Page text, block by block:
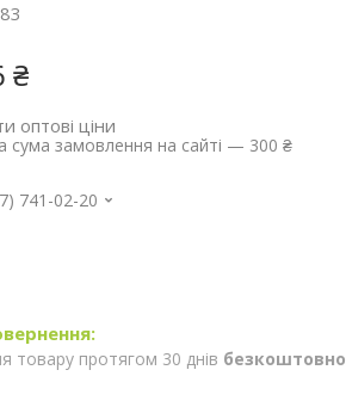
₴
оптові ціни
сума замовлення на сайті — 300 ₴
741-02-20
товару протягом 30 днів безкоштовно